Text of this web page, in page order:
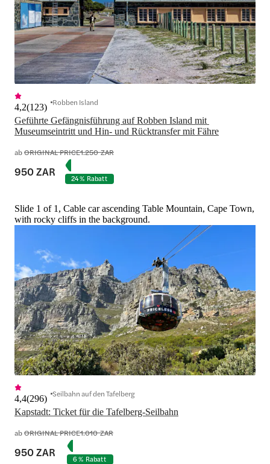
Geführte Gefängnisführung auf Robben Island mit
Museumseintritt und Hin- und Rücktransfer mit Fähre
4,2(123) Robben Island
abORIGINAL PRICE1.250 ZAR
950 ZAR 24 % Rabatt
Slide 1 of 1, Cable car ascending Table Mountain, Cape Town,
with rocky cliffs in the background.
Kapstadt: Ticket für die Tafelberg-Seilbahn
4,4(296) Seilbahn auf den Tafelberg
abORIGINAL PRICE1.010 ZAR
950 ZAR 6 % Rabatt